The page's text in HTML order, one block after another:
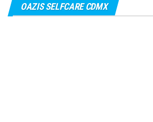
OAZIS SELFCARE CDMX